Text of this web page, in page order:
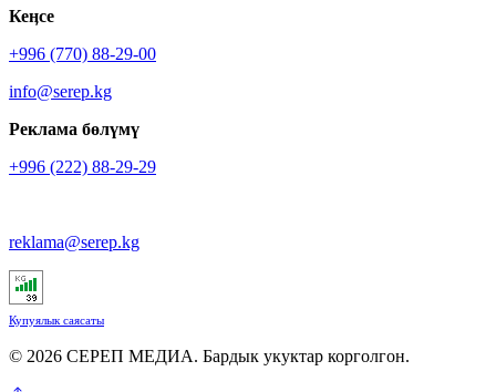
Кеӊсе
+996 (770) 88-29-00
info@serep.kg
Реклама бөлүмү
+996 (222) 88-29-29
reklama@serep.kg
Купуялык саясаты
© 2026 СЕРЕП МЕДИА. Бардык укуктар корголгон.